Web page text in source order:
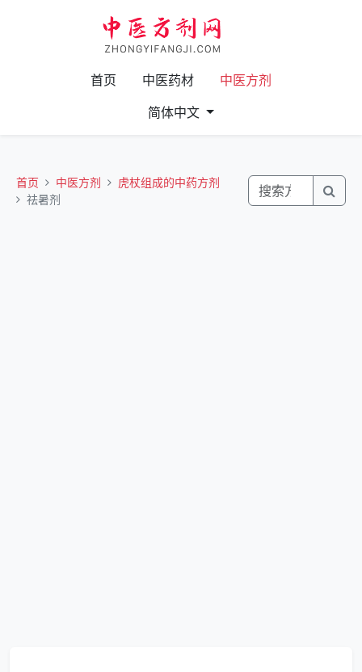
首页 中医药材
中医方剂
简体中文
首页 中医方剂
虎杖组成的中药方剂
祛暑剂